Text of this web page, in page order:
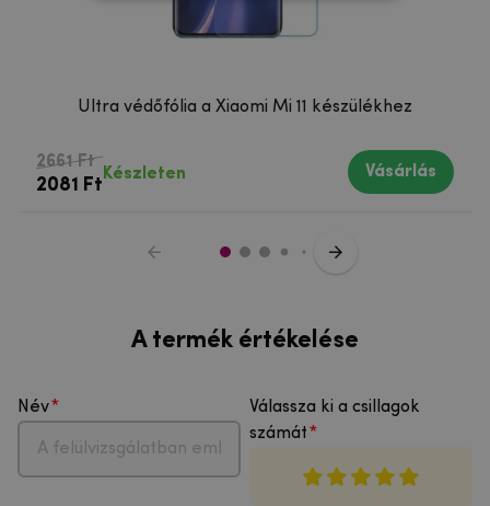
Ultra védőfólia a Xiaomi Mi 11 készülékhez
2661 Ft
2081 Ft
Készleten Vásárlás
A termék értékelése
Név
Válassza ki a csillagok
számát